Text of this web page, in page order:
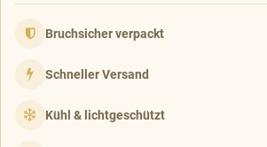
Bruchsicher verpackt
Schneller Versand
Kühl & lichtgeschützt